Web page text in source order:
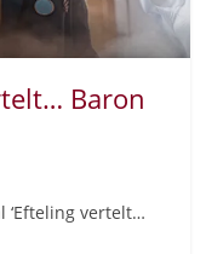
Baron
‘Efteling vertelt…